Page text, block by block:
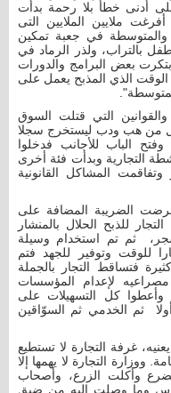
أدنى خطأ بلا رحمة بدأت
ملايين الملايين التى
في جعبة تمكين
بالتراب، ولذر الرماد في
بعض البرامج والدورات
الوقت الذي المذبح يعمل على
التي قتلت السوق
من هب ودب ليستخرج سجلا
الباب للأجانب فدخلوا
التجارية وبدأت فئة أخرى
المشاكل القانونية
الضريبة المضافة على
للذبح الحلال بالمنشار
ثم تم استخدام وسيلة
للوقت وتوفير للجهد فتم
فتساقط التجار بالجملة
لإعدام المؤسسات
وأعطوا كل التسهيلات على
ثم الخدمي ثم السوّاقين
غرفة التجارة لا تستطيع
ووزارة التجارة لا يهمها إلا
وأكلت الزرع، وأصحاب
وما وصلت إليه من ضيق